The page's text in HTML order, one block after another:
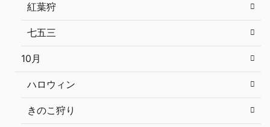
紅葉狩
七五三
10月
ハロウィン
きのこ狩り